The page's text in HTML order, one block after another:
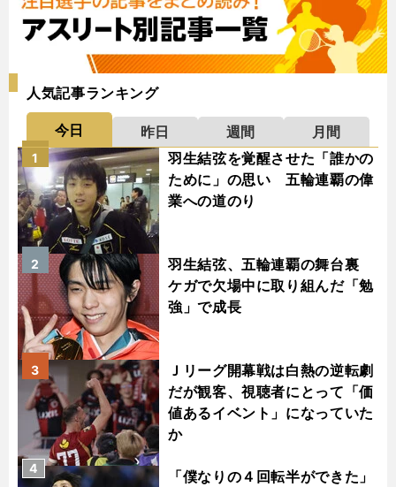
人気記事ランキング
今日 昨日 週間
月間
羽生結弦を覚醒させた「誰かの
ために」の思い 五輪連覇の偉
業への道のり
1
羽生結弦、五輪連覇の舞台裏
ケガで欠場中に取り組んだ「勉
強」で成長
2
Ｊリーグ開幕戦は白熱の逆転劇
だが観客、視聴者にとって「価
値あるイベント」になっていた
か
3
「僕なりの４回転半ができた」
4